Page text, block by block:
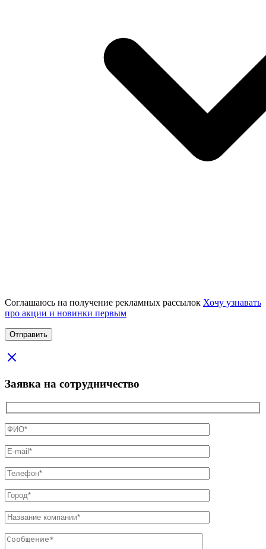
Соглашаюсь на получение рекламных рассылок Хочу узнавать
про акции и новинки первым
Заявка на сотрудничество